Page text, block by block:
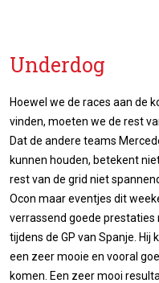
Underdog
Hoewel we de races aan de
vinden, moeten we de rest
Dat de andere teams
kunnen houden, betekent
rest van de grid niet
Ocon maar eventjes dit
verrassend goede prestaties
tijdens de GP van Spanje.
een zeer mooie en vooral
komen. Een zeer mooi